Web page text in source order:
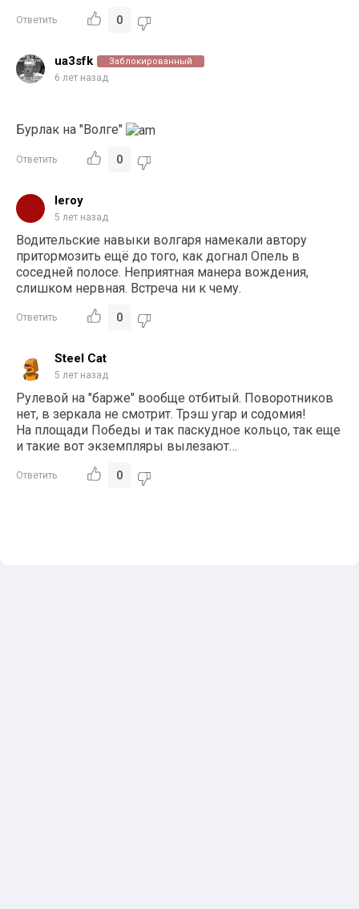
Ответить 0
ua3sfk Заблокированный
6 лет назад
Бурлак на "Волге"
Ответить 0
leroy
5 лет назад
Водительские навыки волгаря намекали автору
притормозить ещё до того, как догнал Опель в
соседней полосе. Неприятная манера вождения,
слишком нервная. Встреча ни к чему.
Ответить 0
Steel Cat
5 лет назад
Рулевой на "барже" вообще отбитый. Поворотников
нет, в зеркала не смотрит. Трэш угар и содомия!
На площади Победы и так паскудное кольцо, так еще
и такие вот экземпляры вылезают…
Ответить 0